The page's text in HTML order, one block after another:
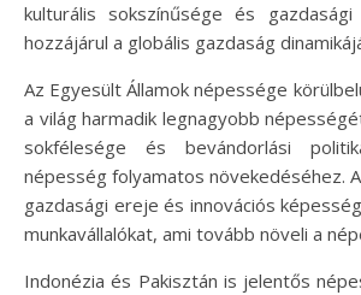
kulturális sokszínűsége és
hozzájárul a globális gazdaság
Az Egyesült Államok népessége
a világ harmadik legnagyobb
sokfélesége és bevándorlási
népesség folyamatos növekedéséhez.
gazdasági ereje és innovációs
munkavállalókat, ami tovább növeli a
Indonézia és Pakisztán is jelentős